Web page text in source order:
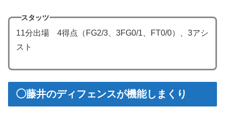
スタッツ
11分出場 4得点（FG2/3、3FG0/1、FT0/0）、3アシ
スト
◯藤井のディフェンスが機能しまくり